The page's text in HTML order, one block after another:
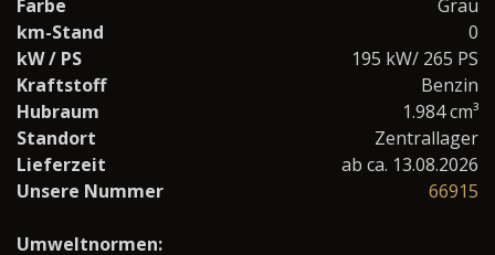
Farbe
Grau
km-Stand
0
kW / PS
195 kW/ 265 PS
Kraftstoff
Benzin
Hubraum
1.984 cm³
Standort
Zentrallager
Lieferzeit
ab ca. 13.08.2026
Unsere Nummer
66915
Umweltnormen: